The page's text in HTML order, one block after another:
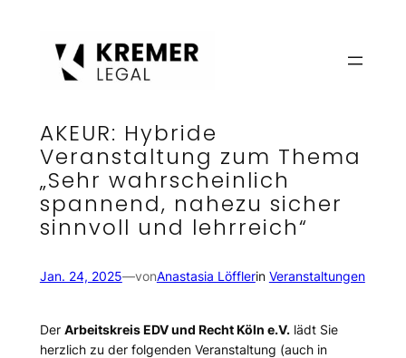
AKEUR: Hybride
Veranstaltung zum Thema
„Sehr wahrscheinlich
spannend, nahezu sicher
sinnvoll und lehrreich“
Jan. 24, 2025—vonAnastasia Löfflerin Veranstaltungen
Der Arbeitskreis EDV und Recht Köln e.V.lädt Sie
herzlich zu der folgenden Veranstaltung (auch in